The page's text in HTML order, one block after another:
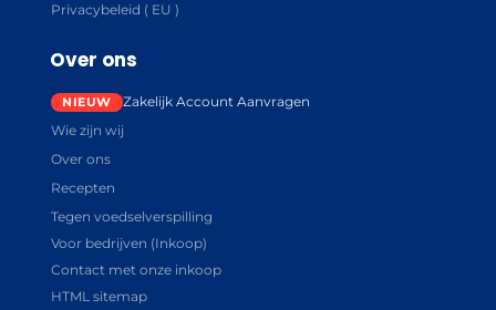
Privacybeleid ( EU )
Over ons
Zakelijk Account Aanvragen
Wie zijn wij
Over ons
Recepten
Tegen voedselverspilling
Voor bedrijven (Inkoop)
Contact met onze inkoop
HTML sitemap